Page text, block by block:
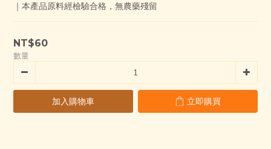
｜本產品原料經檢驗合格，無農藥殘留
NT$60
數量
加入購物車 立即購買